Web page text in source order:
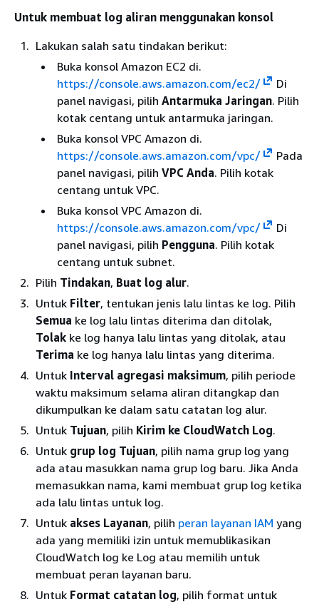
Untuk membuat log aliran menggunakan konsol
Lakukan salah satu tindakan berikut:
Buka konsol Amazon EC2 di.
https://console.aws.amazon.com/ec2/
Di
panel navigasi, pilih Antarmuka Jaringan. Pilih
kotak centang untuk antarmuka jaringan.
Buka konsol VPC Amazon di.
https://console.aws.amazon.com/vpc/
Pada
panel navigasi, pilih VPC Anda. Pilih kotak
centang untuk VPC.
Buka konsol VPC Amazon di.
https://console.aws.amazon.com/vpc/
Di
panel navigasi, pilih Pengguna. Pilih kotak
centang untuk subnet.
Pilih Tindakan, Buat log alur.
Untuk Filter, tentukan jenis lalu lintas ke log. Pilih
Semua ke log lalu lintas diterima dan ditolak,
Tolak ke log hanya lalu lintas yang ditolak, atau
Terima ke log hanya lalu lintas yang diterima.
Untuk Interval agregasi maksimum, pilih periode
waktu maksimum selama aliran ditangkap dan
dikumpulkan ke dalam satu catatan log alur.
Untuk Tujuan, pilih Kirim ke CloudWatch Log.
Untuk grup log Tujuan, pilih nama grup log yang
ada atau masukkan nama grup log baru. Jika Anda
memasukkan nama, kami membuat grup log ketika
ada lalu lintas untuk log.
Untuk akses Layanan, pilih peran layanan IAM yang
ada yang memiliki izin untuk memublikasikan
CloudWatch log ke Log atau memilih untuk
membuat peran layanan baru.
Untuk Format catatan log, pilih format untuk